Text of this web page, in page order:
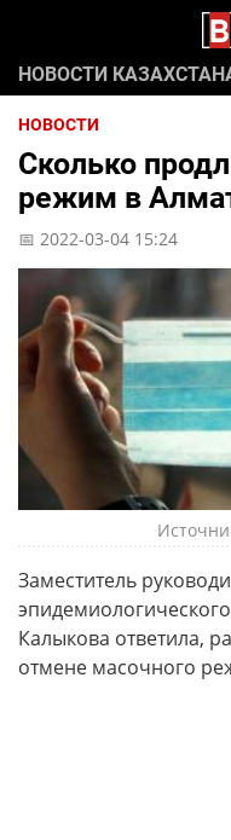
НОВОСТИ
НОВОСТИ
Сколько
режим в
📅 2022-03-04 15:24
Заместитель
Калыкова ответила,
отмене масочного